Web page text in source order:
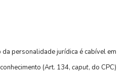
personalidade jurídica é cabível em
(Art. 134, caput, do CPC)